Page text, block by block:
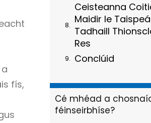
fís,
Ceisteanna
Maidir le
Tadhaill
Res
Conclúid
Cé mhéad a
féinseirbhíse?